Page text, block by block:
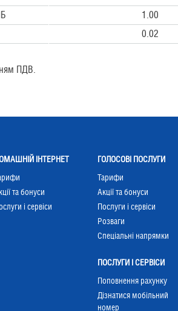
1.00
0.02
ПДВ.
ІНТЕРНЕТ
та бонуси
і сервіси
ГОЛОСОВІ ПОСЛУГИ
Тарифи
Акції та бонуси
Послуги і сервіси
Розваги
Cпеціальні напрямки
ПОСЛУГИ І СЕРВІСИ
Поповнення рахунку
Дізнатися мобільний
номер